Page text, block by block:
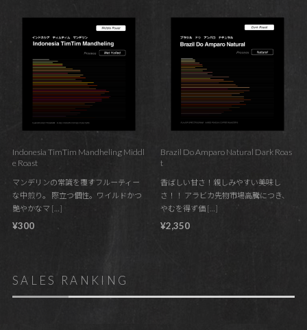
Indonesia TimTim Mandheling Middl
e Roast
マンデリンの常識を覆すフルーティー
な中煎り。 際立つ個性。ワイルドかつ
艶やかなマ […]
¥300
Brazil Do Amparo Natural Dark Roas
t
香ばしい甘さ！親しみやすい美味し
さ！！ アラビカ先物市場高騰につき、
やむを得ず価 […]
¥2,350
SALES RANKING